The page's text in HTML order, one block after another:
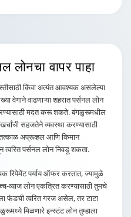
लोनचा वापर पाहा
किंवा अत्यंत आवश्यक असलेल्या
वेगाने वाढणाऱ्या शहरात पर्सनल लोन
करण्यासाठी मदत करू शकते. बंगळुरूमधील
सहजतेने व्यवस्था करण्यासाठी
अप्रूव्हल आणि किमान
त्वरित पर्सनल लोन निवडू शकता.
रिपेमेंट पर्याय ऑफर करतात, ज्यामुळे
व्याज लोन एकत्रित करण्यासाठी तुमचे
फंडची त्वरित गरज असेल, तर टाटा
मिळणारे इन्स्टंट लोन तुम्हाला